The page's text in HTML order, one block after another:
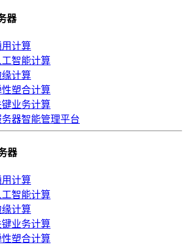
器
用计算
工智能计算
缘计算
性塑合计算
键业务计算
务器智能管理平台
器
用计算
工智能计算
缘计算
键业务计算
性塑合计算